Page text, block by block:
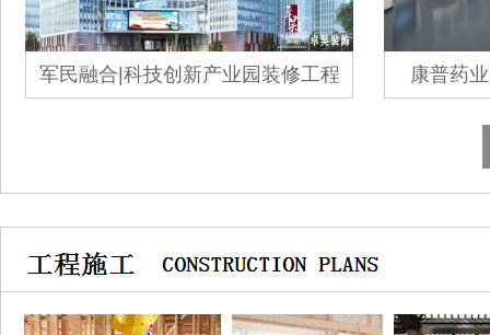
军民融合|科技创新产业园装修工程 康普药